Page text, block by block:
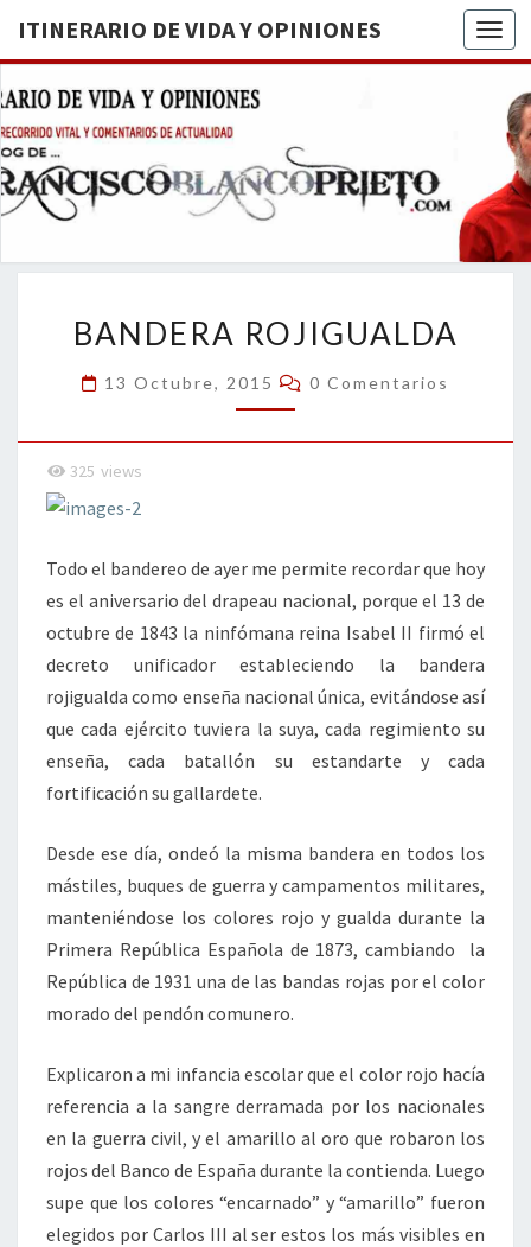
ITINERARIO DE VIDA Y OPINIONES
DE
BREVE
RECORRIDO
VITAL Y
ACTUALIDAD
ROJIGUALDA
BANDERA ROJIGUALDA
13 Octubre, 2015 Comentarios
0 Comentarios
325 views
Todo el bandereo de ayer me permite recordar que hoy
es el aniversario del drapeau nacional, porque el 13 de
octubre de 1843 la ninfómana reina Isabel II firmó el
decreto unificador estableciendo la bandera
rojigualda como enseña nacional única, evitándose así
que cada ejército tuviera la suya, cada regimiento su
enseña, cada batallón su estandarte y cada
fortificación su gallardete.
Desde ese día, ondeó la misma bandera en todos los
mástiles, buques de guerra y campamentos militares,
manteniéndose los colores rojo y gualda durante la
Primera República Española de 1873, cambiando la
República de 1931 una de las bandas rojas por el color
morado del pendón comunero.
Explicaron a mi infancia escolar que el color rojo hacía
referencia a la sangre derramada por los nacionales
en la guerra civil, y el amarillo al oro que robaron los
rojos del Banco de España durante la contienda. Luego
supe que los colores “encarnado” y “amarillo” fueron
elegidos por Carlos III al ser estos los más visibles en